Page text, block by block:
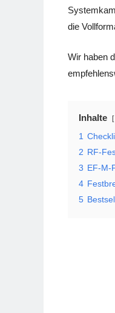
die
Wir haben
Inhalte
1
2 RF-
3 EF-M-
4
5